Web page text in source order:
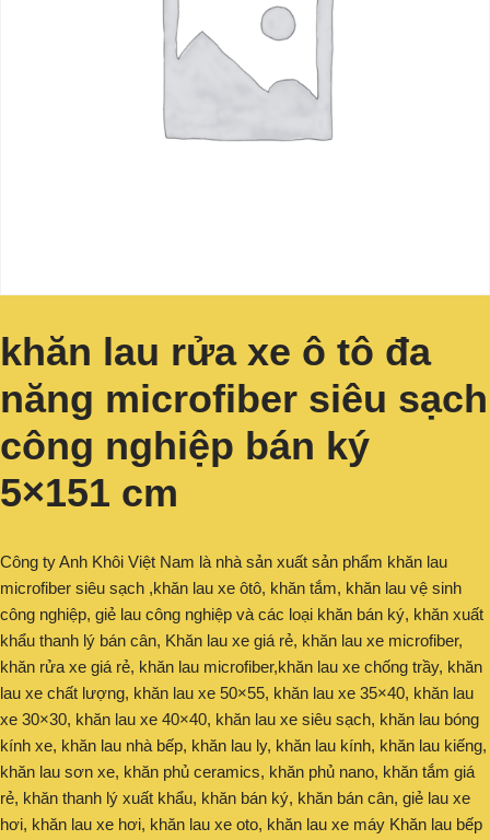
khăn lau rửa xe ô tô đa
năng microfiber siêu sạch
công nghiệp bán ký
5×151 cm
Công ty Anh Khôi Việt Nam là nhà sản xuất sản phẩm khăn lau
microfiber siêu sạch ,khăn lau xe ôtô, khăn tắm, khăn lau vệ sinh
công nghiệp, giẻ lau công nghiệp và các loại khăn bán ký, khăn xuất
khẩu thanh lý bán cân, Khăn lau xe giá rẻ, khăn lau xe microfiber,
khăn rửa xe giá rẻ, khăn lau microfiber,khăn lau xe chống trầy, khăn
lau xe chất lượng, khăn lau xe 50×55, khăn lau xe 35×40, khăn lau
xe 30×30, khăn lau xe 40×40, khăn lau xe siêu sạch, khăn lau bóng
kính xe, khăn lau nhà bếp, khăn lau ly, khăn lau kính, khăn lau kiếng,
khăn lau sơn xe, khăn phủ ceramics, khăn phủ nano, khăn tắm giá
rẻ, khăn thanh lý xuất khẩu, khăn bán ký, khăn bán cân, giẻ lau xe
hơi, khăn lau xe hơi, khăn lau xe oto, khăn lau xe máy Khăn lau bếp